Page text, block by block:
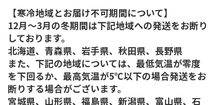
【寒冷地域とお届け不可期間について】
12月～3月の冬期間は下記地域への発送をお断り
しております。
北海道、青森県、岩手県、秋田県、長野県
また、下記の地域については、最低気温が零度
を下回るか、最高気温が5℃以下の場合発送をお
断りする場合がございます。
宮城県、山形県、福島県、新潟県、富山県、石